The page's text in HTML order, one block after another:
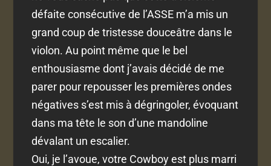
défaite consécutive de l’ASSE m’a mis un
grand coup de tristesse douceâtre dans le
violon. Au point même que le bel
enthousiasme dont j’avais décidé de me
parer pour repousser les premières ondes
négatives s’est mis à dégringoler, évoquant
dans ma tête le son d’une mandoline
dévalant un escalier.
Oui, je l’avoue, votre Cowboy est plus marri